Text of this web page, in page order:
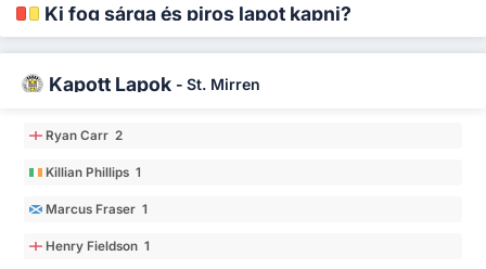
Ki fog sárga és piros lapot kapni?
Kapott Lapok - St. Mirren
Ryan Carr 2
Killian Phillips 1
Marcus Fraser 1
Henry Fieldson 1